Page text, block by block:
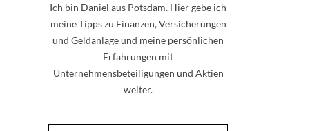
Ich bin Daniel aus Potsdam. Hier gebe ich
meine Tipps zu Finanzen, Versicherungen
und Geldanlage und meine persönlichen
Erfahrungen mit
Unternehmensbeteiligungen und Aktien
weiter.